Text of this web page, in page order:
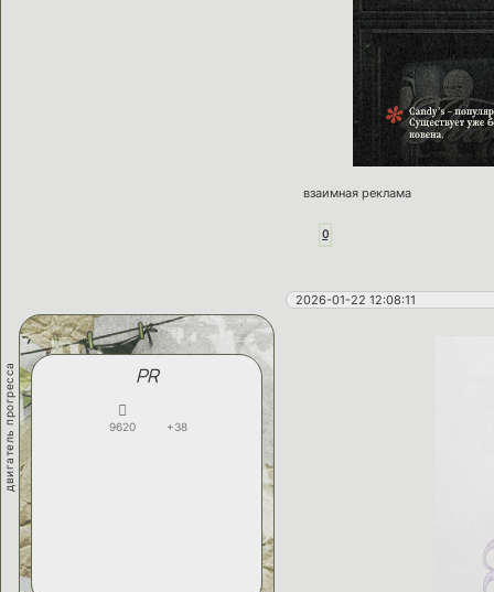
взаимная реклама
0
2026-01-22 12:08:11
двигатель прогресса PR
9620 +38